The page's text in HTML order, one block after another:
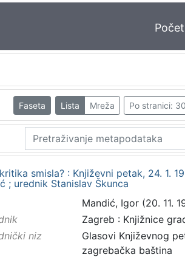
Faseta Lista Mreža Po stranici: 30
smisla? : Književni petak, 24. 1.
; urednik Stanislav Škunca
Mandić, Igor (20. 11.
Zagreb : Knjižnice
niz
Glasovi Književnog
zagrebačka baština